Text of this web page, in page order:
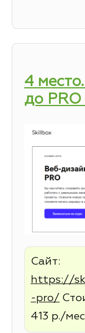
4
до
Сайт:
https://
-pro/
413 р./